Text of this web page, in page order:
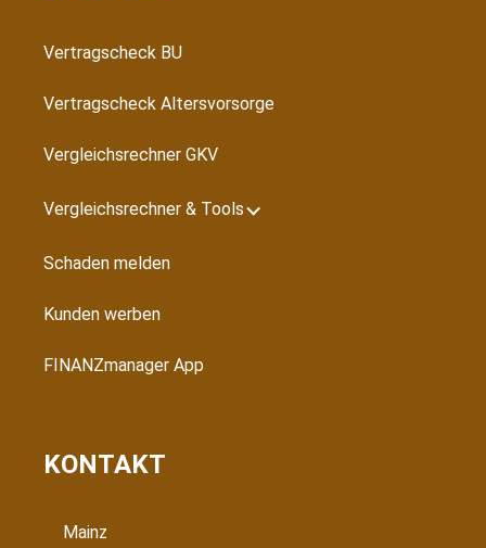
Vertragscheck BU
Vertragscheck Altersvorsorge
Vergleichsrechner GKV
Vergleichsrechner & Tools
Schaden melden
Kunden werben
FINANZmanager App
KONTAKT
Mainz